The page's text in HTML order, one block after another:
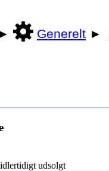
► Generelt ►
udsolgt